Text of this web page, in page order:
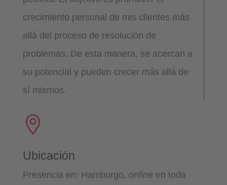
crecimiento personal de mis clientes más
allá del proceso de resolución de
problemas. De esta manera, se acercan a
su potencial y pueden crecer más allá de
sí mismos.

Ubicación
Presencia en: Hamburgo, online en toda